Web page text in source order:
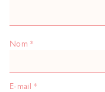
Nom*
E-mail*